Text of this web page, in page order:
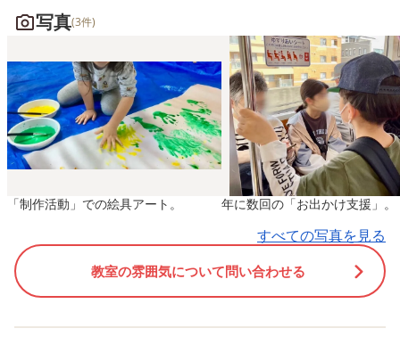
できることを広げてほしい」
「子どもに合った支援を受け
そんな保護者様は、ぜひ一度
お気軽にご相談ください。
当事業所では、お子さま一人
ひとりの特性や成長段階に合
わせて、遊び・運動・SST・
ら、楽しく安心して過ごせる
す。 活動の中では、ルール
を守ること、順番を待つこ
と、気持ちを伝えること、友
いとしました。 みんな
中になってひっくり返し
ムに参加していました。
の声かけを聞いて動いた
友だちへ精一杯のエール
る姿も♪ 勝ち負けへのこ
りが見られる場面もあり
たが、職員が子どもの気
を受け止めながら、ルー
確認や気持ちの切り替え
きるよう個別に声かけを
ました。また、「勝つこ
写真(3件)
「制作活動」での絵具アート。 年に数回の「お出かけ支援」。
すべての写真を見る
教室の雰囲気について問い合わせる